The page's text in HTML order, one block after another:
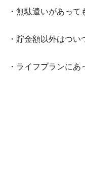
・無駄遣いがあって
・貯金額以外はつ
・ライフプランに